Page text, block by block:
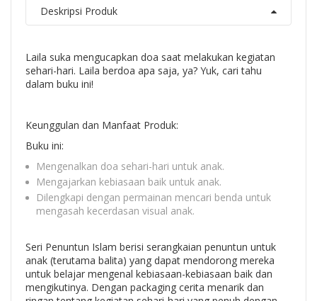
Deskripsi Produk
Laila suka mengucapkan doa saat melakukan kegiatan
sehari-hari. Laila berdoa apa saja, ya? Yuk, cari tahu
dalam buku ini!
Keunggulan dan Manfaat Produk:
Buku ini:
Mengenalkan doa sehari-hari untuk anak.
Mengajarkan kebiasaan baik untuk anak.
Dilengkapi dengan permainan mencari benda untuk
mengasah kecerdasan visual anak.
Seri Penuntun Islam berisi serangkaian penuntun untuk
anak (terutama balita) yang dapat mendorong mereka
untuk belajar mengenal kebiasaan-kebiasaan baik dan
mengikutinya. Dengan packaging cerita menarik dan